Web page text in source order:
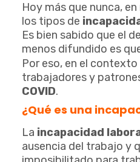
Hoy más que nunca,
los tipos de
Es bien sabido que el
menos difundido es
Por eso, en el contexto
trabajadores y
COVID.
¿Qué es una
La incapacidad
ausencia del trabajo y